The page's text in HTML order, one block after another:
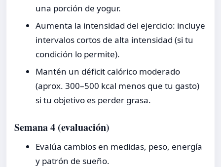
una porción de yogur.
Aumenta la intensidad del ejercicio: incluye
intervalos cortos de alta intensidad (si tu
condición lo permite).
Mantén un déficit calórico moderado
(aprox. 300–500 kcal menos que tu gasto)
si tu objetivo es perder grasa.
Semana 4 (evaluación)
Evalúa cambios en medidas, peso, energía
y patrón de sueño.